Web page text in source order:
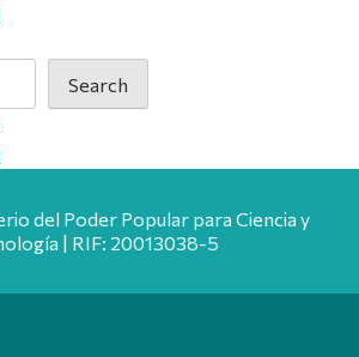
Search
del Poder Popular para Ciencia y
| RIF: 20013038-5